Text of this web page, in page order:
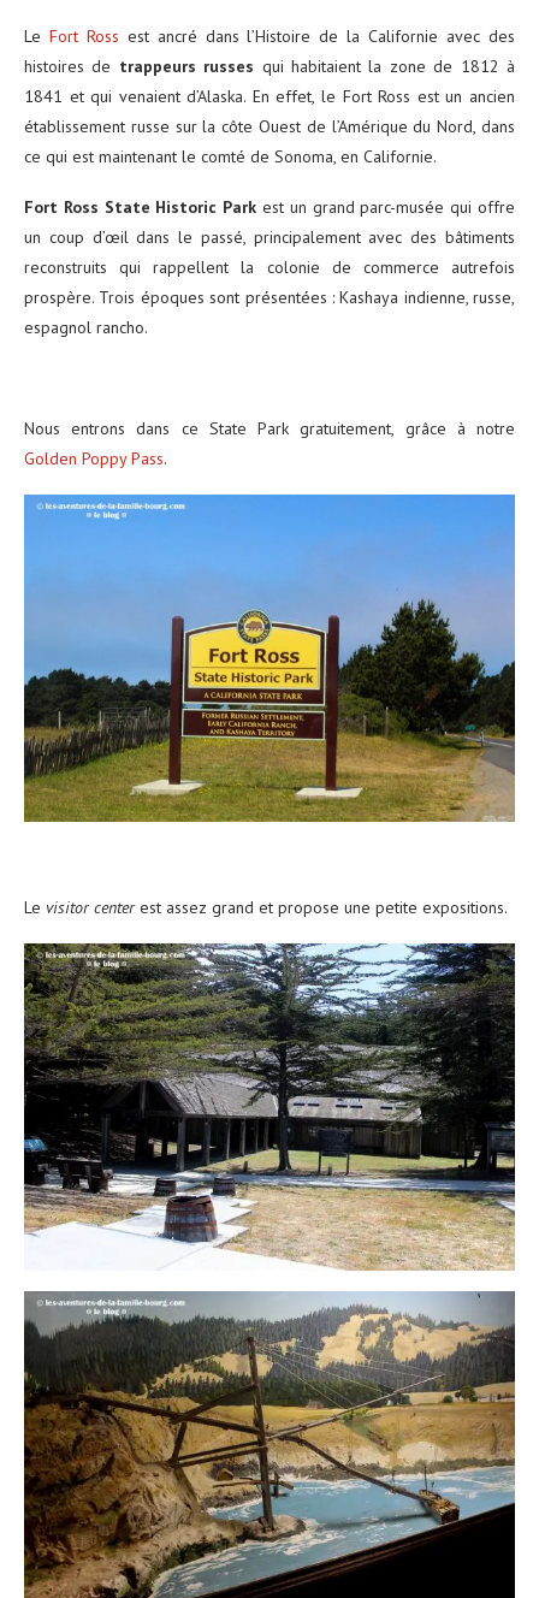
Le Fort Ross est ancré dans l’Histoire de la Californie avec des
histoires de trappeurs russes qui habitaient la zone de 1812 à
1841 et qui venaient d’Alaska. En effet, le Fort Ross est un ancien
établissement russe sur la côte Ouest de l’Amérique du Nord, dans
ce qui est maintenant le comté de Sonoma, en Californie.
Fort Ross State Historic Park est un grand parc-musée qui offre
un coup d’œil dans le passé, principalement avec des bâtiments
reconstruits qui rappellent la colonie de commerce autrefois
prospère. Trois époques sont présentées : Kashaya indienne, russe,
espagnol rancho.
Nous entrons dans ce State Park gratuitement, grâce à notre
Golden Poppy Pass.
Le visitor centerest assez grand et propose une petite expositions.